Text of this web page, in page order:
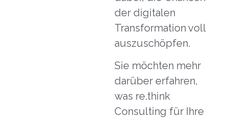
der digitalen
Transformation voll
auszuschöpfen.
Sie möchten mehr
darüber erfahren,
was re.think
Consulting für Ihre